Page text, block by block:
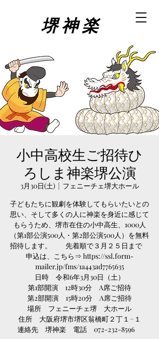
堺 神 楽
小中高校生ご招待ひ
ろしま神楽堺公演
3月30日(土)
  |
フェニーチェ堺大ホール
子どもたちに観劇を体験してもらいたいとの
思い、そして多くの人に神楽を身近に感じて
もらうため、堺市在住の小中高生、1000人
（第1部公演500人・第2部公演500人）を無料
招待します。 先着順で３月２５日まで
申込は、こちら⇒ https://ssl.form-
mailer.jp/fms/1a443ad7765635
日時 令和6年3月30日（土）
第1部開演 12時30分 A席ご招待
第2部開演 15時20分 A席ご招待
場所 フェニーチェ堺 大ホール
住所 大阪府堺市堺区翁橋町２丁１−１
連絡先 堺神楽 電話 072-232-8596